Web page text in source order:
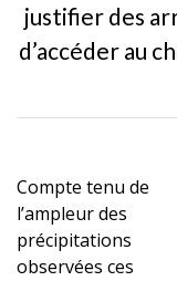
justifier des
d’accéder au
Compte tenu de
l’ampleur des
précipitations
observées ces